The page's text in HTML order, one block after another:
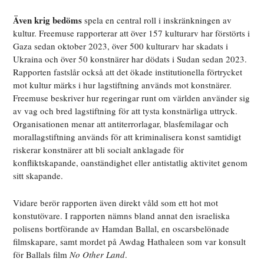
Även krig bedöms spela en central roll i inskränkningen av
kultur. Freemuse rapporterar att över 157 kulturarv har förstörts i
Gaza sedan oktober 2023, över 500 kulturarv har skadats i
Ukraina och över 50 konstnärer har dödats i Sudan sedan 2023.
Rapporten fastslår också att det ökade institutionella förtrycket
mot kultur märks i hur lagstiftning används mot konstnärer.
Freemuse beskriver hur regeringar runt om världen använder sig
av vag och bred lagstiftning för att tysta konstnärliga uttryck.
Organisationen menar att antiterrorlagar, blasfemilagar och
morallagstiftning används för att kriminalisera konst samtidigt
riskerar konstnärer att bli socialt anklagade för
konfliktskapande, oanständighet eller antistatlig aktivitet genom
sitt skapande.
Vidare berör rapporten även direkt våld som ett hot mot
konstutövare. I rapporten nämns bland annat den israeliska
polisens bortförande av Hamdan Ballal, en oscarsbelönade
filmskapare, samt mordet på Awdag Hathaleen som var konsult
för Ballals filmNo Other Land.